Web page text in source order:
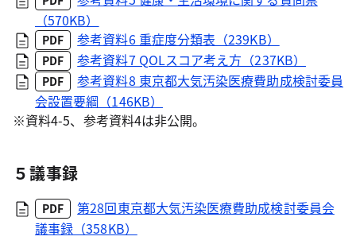
（570KB）
PDF 参考資料6 重症度分類表（239KB）
PDF 参考資料7 QOLスコア考え方（237KB）
PDF
参考資料8 東京都大気汚染医療費助成検討委員
会設置要綱（146KB）
※資料4-5、参考資料4は非公開。
５議事録
PDF
第28回東京都大気汚染医療費助成検討委員会
議事録（358KB）